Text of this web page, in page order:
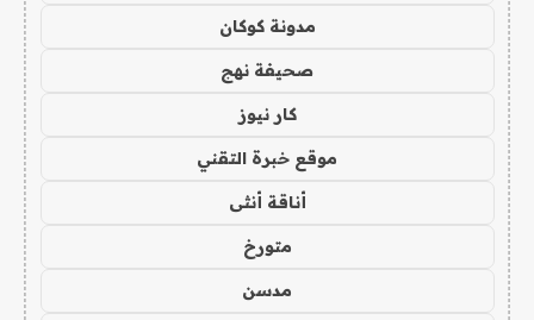
مدونة كوكان
صحيفة نهج
كار نيوز
موقع خبرة التقني
أناقة أنثى
متورخ
مدسن